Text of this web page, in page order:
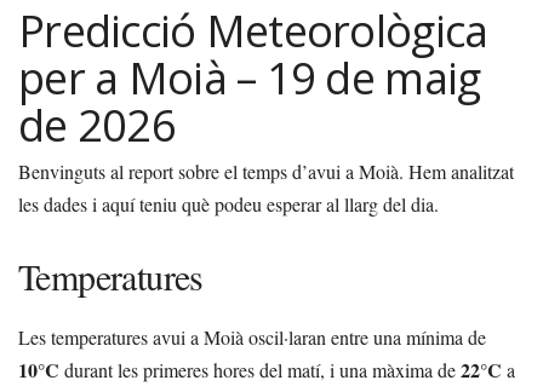
Predicció Meteorològica
per a Moià – 19 de maig
de 2026
Benvinguts al report sobre el temps d’avui a Moià. Hem analitzat
les dades i aquí teniu què podeu esperar al llarg del dia.
Temperatures
Les temperatures avui a Moià oscil·laran entre una mínima de
10°C durant les primeres hores del matí, i una màxima de22°C a